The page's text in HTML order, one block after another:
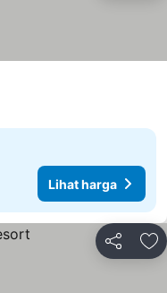
Lihat harga
Kongsi